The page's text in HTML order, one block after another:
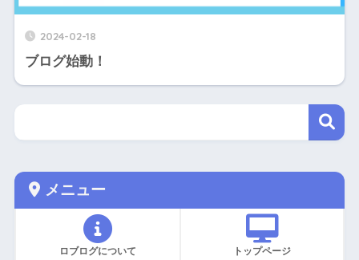
2024-02-18
ブログ始動！
メニュー
ロブログについて トップページ